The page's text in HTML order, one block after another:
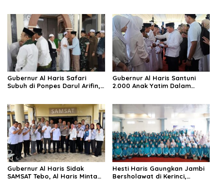
Gubernur Al Haris Safari
Subuh di Ponpes Darul Arifin,
Gubernur Al Haris Santuni
2.000 Anak Yatim Dalam
Gubernur Al Haris Sidak
SAMSAT Tebo, Al Haris Minta
Hesti Haris Gaungkan Jambi
Bersholawat di Kerinci,